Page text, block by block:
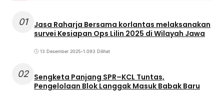
01
Jasa Raharja Bersama korlantas melaksanakan
survei Kesiapan Ops Lilin 2025 di Wilayah Jawa
13 Desember 2025•1.093 Dilihat
02 Sengketa Panjang SPR–KCL Tuntas,
Pengelolaan Blok Langgak Masuk Babak Baru